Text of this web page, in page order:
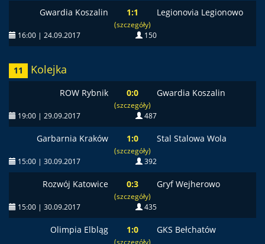
Gwardia Koszalin 1:1
(szczegóły)
Legionovia Legionowo
16:00 | 24.09.2017 150
11 Kolejka
ROW Rybnik 0:0
(szczegóły)
Gwardia Koszalin
19:00 | 29.09.2017 487
Garbarnia Kraków 1:0
(szczegóły)
Stal Stalowa Wola
15:00 | 30.09.2017 392
Rozwój Katowice 0:3
(szczegóły)
Gryf Wejherowo
15:00 | 30.09.2017 435
Olimpia Elbląg 1:0
(szczegóły)
GKS Bełchatów